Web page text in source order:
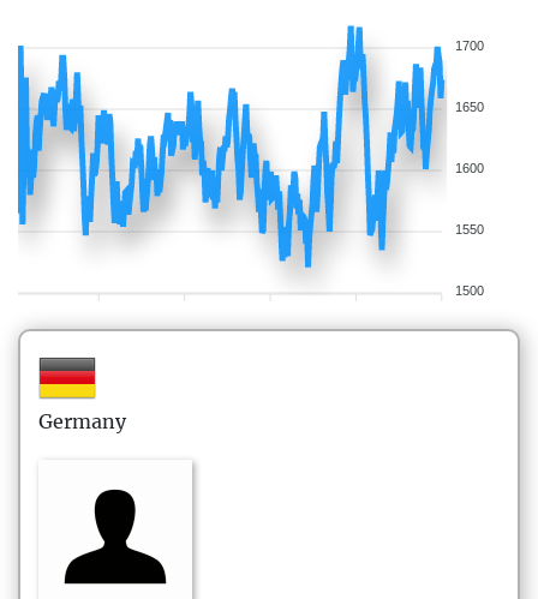
1700
1650
1600
1550
1500
Germany